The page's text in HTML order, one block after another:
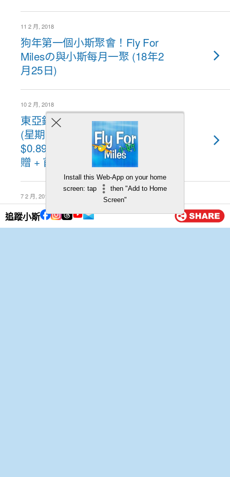
追蹤小斯
11 2 月, 2018
狗年第一個小斯聚會！Fly For
Milesの與小斯每月一聚 (18年2
月25日)
10 2 月, 2018
東亞銀行送9迎新優惠！東亞日
(星期日$0.89/里 + 海外簽賬
$0.89/里) + 快餐/咖啡店 10%回
贈 + 首次手機付款加卡$20回贈
7 2 月, 2018
HSBC 信用卡萬寧優惠 + 迎新 +
最紅自主獎賞！簽$6,000就有
Install this Web-App on your home
screen: tap
then "Add to Home
Screen"